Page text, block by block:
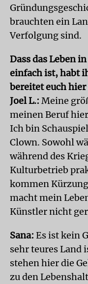
brauchten ein
Verfolgung sind.
Dass das Leben
einfach ist, habt
bereitet euch
Joel L.: Meine
meinen Beruf
Ich bin
Clown. Sowohl
während des
Kulturbetrieb
kommen
macht mein
Künstler nicht
Sana: Es ist kein
sehr teures Land
stehen hier die
zu den